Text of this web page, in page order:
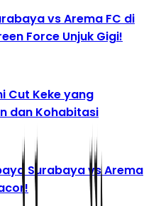
vs Arema FC di
Force Unjuk Gigi!
Cut Keke yang
dan Kohabitasi
Surabaya vs Arema